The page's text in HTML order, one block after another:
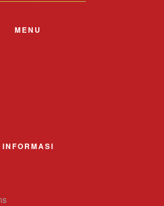
MENU
INFORMASI